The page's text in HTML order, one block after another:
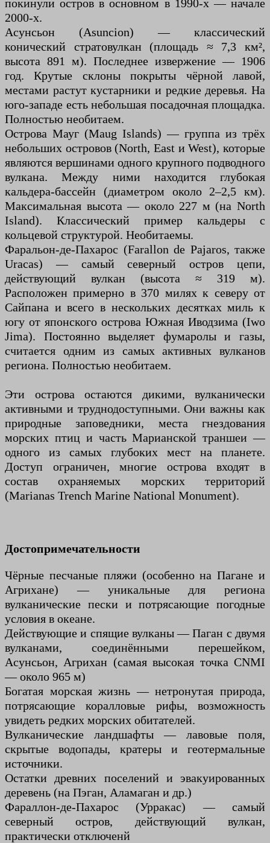
покинули остров в основном в 1990-х — начале
2000-х.
Асунсьон (Asuncion) — классический
конический стратовулкан (площадь ≈ 7,3 км²,
высота 891 м). Последнее извержение — 1906
год. Крутые склоны покрыты чёрной лавой,
местами растут кустарники и редкие деревья. На
юго-западе есть небольшая посадочная площадка.
Полностью необитаем.
Острова Мауг (Maug Islands) — группа из трёх
небольших островов (North, East и West), которые
являются вершинами одного крупного подводного
вулкана. Между ними находится глубокая
кальдера-бассейн (диаметром около 2–2,5 км).
Максимальная высота — около 227 м (на North
Island). Классический пример кальдеры с
кольцевой структурой. Необитаемы.
Фаральон-де-Пахарос (Farallon de Pajaros, также
Uracas) — самый северный остров цепи,
действующий вулкан (высота ≈ 319 м).
Расположен примерно в 370 милях к северу от
Сайпана и всего в нескольких десятках миль к
югу от японского острова Южная Иводзима (Iwo
Jima). Постоянно выделяет фумаролы и газы,
считается одним из самых активных вулканов
региона. Полностью необитаем.
Эти острова остаются дикими, вулканически
активными и труднодоступными. Они важны как
природные заповедники, места гнездования
морских птиц и часть Марианской траншеи —
одного из самых глубоких мест на планете.
Доступ ограничен, многие острова входят в
состав охраняемых морских территорий
(Marianas Trench Marine National Monument).
Достопримечательности
Чёрные песчаные пляжи (особенно на Пагане и
Агрихане) — уникальные для региона
вулканические пески и потрясающие погодные
условия в океане.
Действующие и спящие вулканы — Паган с двумя
вулканами, соединёнными перешейком,
Асунсьон, Агрихан (самая высокая точка CNMI
— около 965 м)
Богатая морская жизнь — нетронутая природа,
потрясающие коралловые рифы, возможность
увидеть редких морских обитателей.
Вулканические ландшафты — лавовые поля,
скрытые водопады, кратеры и геотермальные
источники.
Остатки древних поселений и эвакуированных
деревень (на Пэган, Аламаган и др.)
Фараллон-де-Пахарос (Урракас) — самый
северный остров, действующий вулкан,
практически отключенй